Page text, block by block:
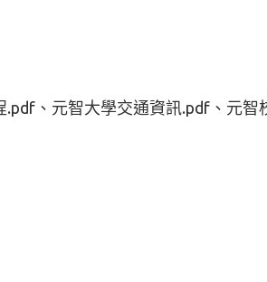
.pdf 元智大學交通資訊.pdf 元智